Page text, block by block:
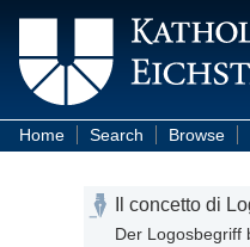
Home Search Browse
Il concetto di
Der Logosbegriff